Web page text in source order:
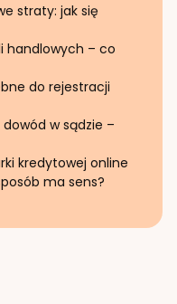
straty: jak się
handlowych – co
do rejestracji
w sądzie –
kredytowej online
ma sens?